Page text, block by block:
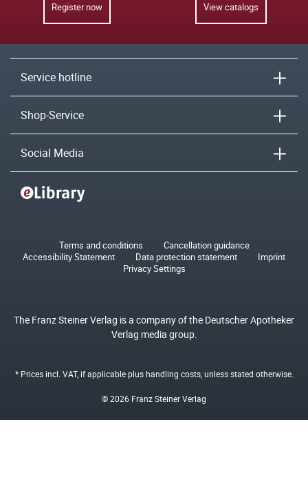
Register now View catalogs
Service hotline
Shop-Service
Social Media
Terms and conditions
Cancellation guidance
Accessibility Statement
Data protection statement
Imprint
Privacy Settings
The Franz Steiner Verlag is a company of the Deutscher Apotheker
Verlag media group.
* Prices incl. VAT, if applicable plushandling costs, unless stated otherwise.
© 2026 Franz Steiner Verlag